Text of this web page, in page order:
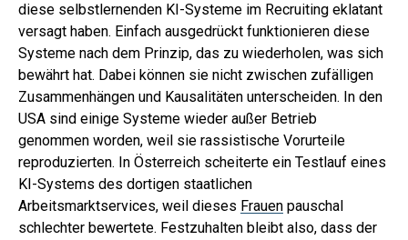
diese selbstlernenden KI-Systeme im Recruiting eklatant
versagt haben. Einfach ausgedrückt funktionieren diese
Systeme nach dem Prinzip, das zu wiederholen, was sich
bewährt hat. Dabei können sie nicht zwischen zufälligen
Zusammenhängen und Kausalitäten unterscheiden. In den
USA sind einige Systeme wieder außer Betrieb
genommen worden, weil sie rassistische Vorurteile
reproduzierten. In Österreich scheiterte ein Testlauf eines
KI-Systems des dortigen staatlichen
Arbeitsmarktservices, weil dieses Frauen pauschal
schlechter bewertete. Festzuhalten bleibt also, dass der